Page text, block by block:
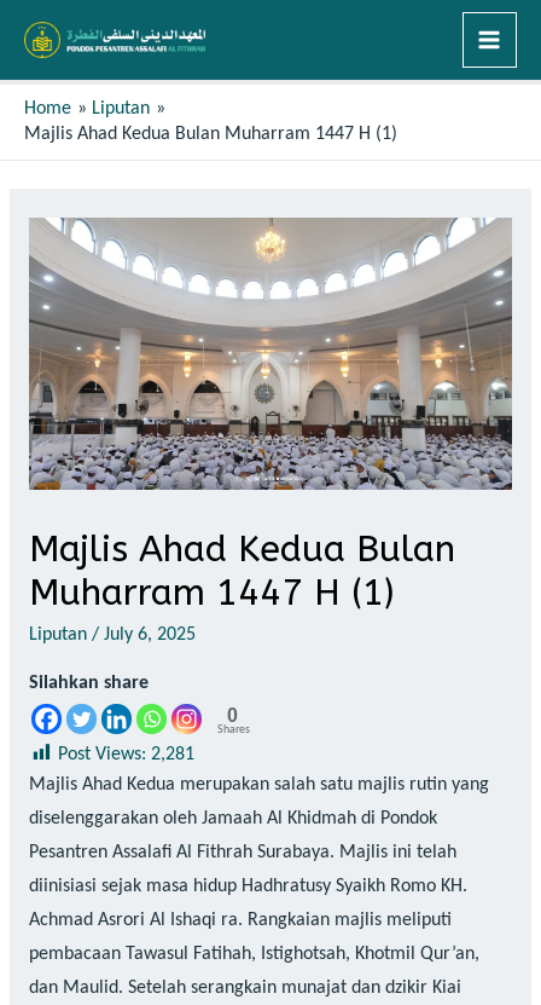
Home
Liputan
Majlis Ahad Kedua Bulan Muharram 1447 H (1)
Majlis Ahad Kedua Bulan
Muharram 1447 H (1)
Liputan/ July 6, 2025
Silahkan share
0
Shares
Post Views: 2,281
Majlis Ahad Kedua merupakan salah satu majlis rutin yang
diselenggarakan oleh Jamaah Al Khidmah di Pondok
Pesantren Assalafi Al Fithrah Surabaya. Majlis ini telah
diinisiasi sejak masa hidup Hadhratusy Syaikh Romo KH.
Achmad Asrori Al Ishaqi ra. Rangkaian majlis meliputi
pembacaan Tawasul Fatihah, Istighotsah, Khotmil Qur’an,
dan Maulid. Setelah serangkain munajat dan dzikir Kiai